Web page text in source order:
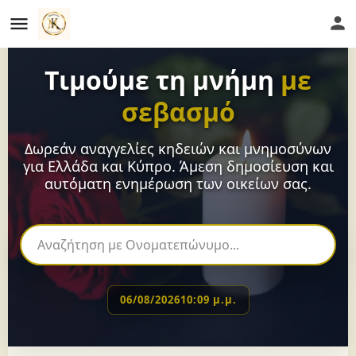
Τιμούμε τη μνήμη με
σεβασμό
Δωρεάν αναγγελίες κηδειών και μνημοσύνων
για Ελλάδα και Κύπρο. Άμεση δημοσίευση και
αυτόματη ενημέρωση των οικείων σας.
06/08/202610:09 μ.μ.